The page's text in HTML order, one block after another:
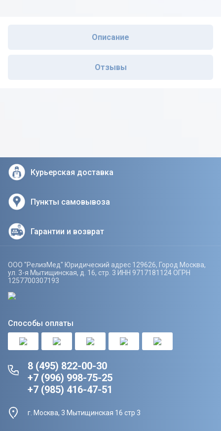
Описание
Отзывы
Курьерская доставка
Пункты самовывоза
Гарантии и возврат
ООО "РелизМед" Юридический адрес 129626, Город Москва,
ул. 3-я Мытищинская, д. 16, стр. 3 ИНН 9717181124 ОГРН
1257700307193
Способы оплаты
8 (495) 822-00-30
+7 (996) 998-75-25
+7 (985) 416-47-51
г. Москва, 3 Мытищинская 16 стр 3